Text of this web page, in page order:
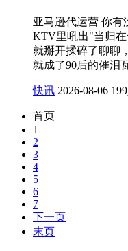
亚马逊代运营 你有
KTV里吼出"当归
就掰开揉碎了聊聊
就成了90后的催泪
快讯 2026-08-06
首页
1
2
3
4
5
6
7
下一页
末页